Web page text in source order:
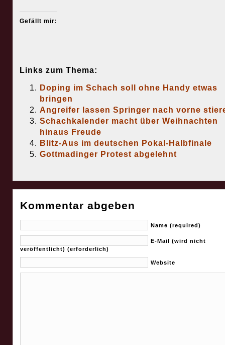
Gefällt mir:
Links zum Thema:
Doping im Schach soll ohne Handy etwas
bringen
Angreifer lassen Springer nach vorne
Schachkalender macht über Weihnachten
hinaus Freude
Blitz-Aus im deutschen Pokal-Halbfinale
Gottmadinger Protest abgelehnt
Kommentar abgeben
Name (required)
E-Mail (wird nicht
veröffentlicht) (erforderlich)
Website